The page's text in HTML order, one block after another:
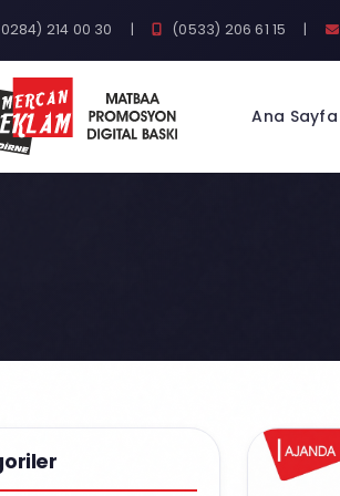
214 00 30 | (0533) 206 61 15 |
Ana Sayfa